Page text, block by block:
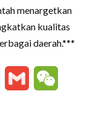
menargetkan
kualitas
daerah.***
Messenger
Gmail